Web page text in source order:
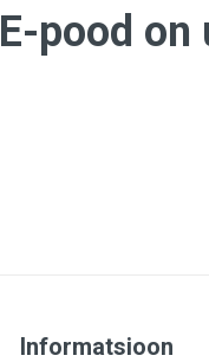
E-pood on
Informatsioon